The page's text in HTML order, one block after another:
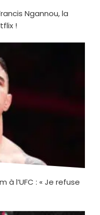
Ngannou, la
!
à l’UFC : « Je refuse